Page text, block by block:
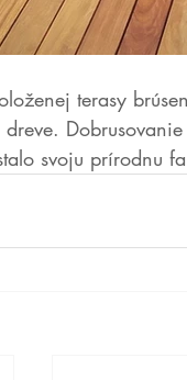
terasy
svoju prírodnu